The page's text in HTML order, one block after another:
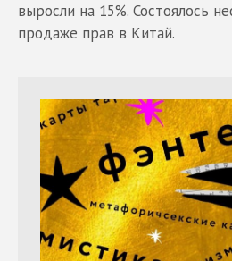
выросли на 15%. Состоялось
продаже прав в Китай.